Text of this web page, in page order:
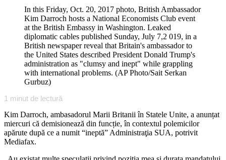
In this Friday, Oct. 20, 2017 photo, British Ambassador
Kim Darroch hosts a National Economists Club event
at the British Embassy in Washington. Leaked
diplomatic cables published Sunday, July 7,2 019, in a
British newspaper reveal that Britain's ambassador to
the United States described President Donald Trump's
administration as "clumsy and inept" while grappling
with international problems. (AP Photo/Sait Serkan
Gurbuz)
1 minut de lectură
Kim Darroch, ambasadorul Marii Britanii în Statele Unite, a anunțat
miercuri că demisionează din funcție, în contextul polemicilor
apărute după ce a numit “ineptă” Administraţia SUA, potrivit
Mediafax.